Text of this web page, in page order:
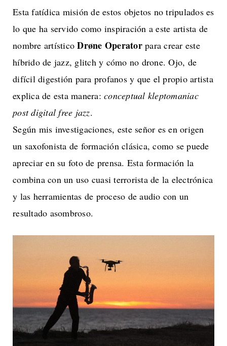
Esta fatídica misión de estos objetos no tripulados es
lo que ha servido como inspiración a este artista de
nombre artísticoDrøne Operatorpara crear este
híbrido de jazz, glitch y cómo no drone. Ojo, de
difícil digestión para profanos y que el propio artista
explica de esta manera: conceptual kleptomaniac
post digital free jazz.
Según mis investigaciones, este señor es en origen
un saxofonista de formación clásica, como se puede
apreciar en su foto de prensa. Esta formación la
combina con un uso cuasi terrorista de la electrónica
y las herramientas de proceso de audio con un
resultado asombroso.